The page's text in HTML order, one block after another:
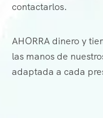
contactarlos.
AHORRA dinero y
las manos de
adaptada a cada